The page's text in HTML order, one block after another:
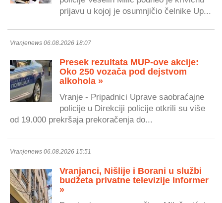
prijavu u kojoj je osumnjičio čelnike Up...
Vranjenews 06.08.2026 18:07
Presek rezultata MUP-ove akcije:
Oko 250 vozača pod dejstvom
alkohola »
Vranje - Pripadnici Uprave saobraćajne
policije u Direkciji policije otkrili su više
od 19.000 prekršaja prekoračenja do...
Vranjenews 06.08.2026 15:51
Vranjanci, Nišlije i Borani u službi
budžeta privatne televizije Informer
»